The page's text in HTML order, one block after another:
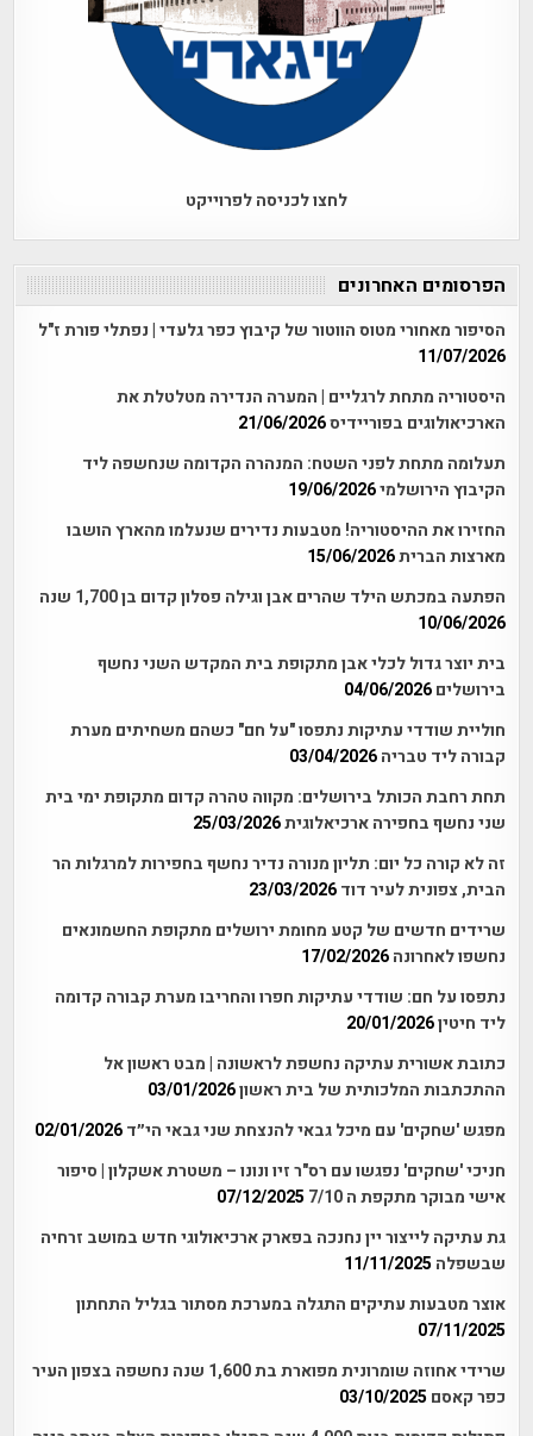
לחצו לכניסה לפרוייקט
הפרסומים האחרונים
הסיפור מאחורי מטוס הווטור של קיבוץ כפר גלעדי | נפתלי פורת ז"ל
11/07/2026
היסטוריה מתחת לרגליים | המערה הנדירה מטלטלת את
הארכיאולוגים בפוריידיס21/06/2026
תעלומה מתחת לפני השטח: המנהרה הקדומה שנחשפה ליד
הקיבוץ הירושלמי19/06/2026
החזירו את ההיסטוריה! מטבעות נדירים שנעלמו מהארץ הושבו
מארצות הברית15/06/2026
הפתעה במכתש הילד שהרים אבן וגילה פסלון קדום בן 1,700 שנה
10/06/2026
בית יוצר גדול לכלי אבן מתקופת בית המקדש השני נחשף
בירושלים 04/06/2026
חוליית שודדי עתיקות נתפסו "על חם" כשהם משחיתים מערת
קבורה ליד טבריה 03/04/2026
תחת רחבת הכותל בירושלים: מקווה טהרה קדום מתקופת ימי בית
שני נחשף בחפירה ארכיאלוגית25/03/2026
זה לא קורה כל יום: תליון מנורה נדיר נחשף בחפירות למרגלות הר
הבית, צפונית לעיר דוד 23/03/2026
שרידים חדשים של קטע מחומת ירושלים מתקופת החשמונאים
נחשפו לאחרונה 17/02/2026
נתפסו על חם: שודדי עתיקות חפרו והחריבו מערת קבורה קדומה
ליד חיטין20/01/2026
כתובת אשורית עתיקה נחשפת לראשונה | מבט ראשון אל
ההתכתבות המלכותית של בית ראשון03/01/2026
מפגש 'שחקים' עם מיכל גבאי להנצחת שני גבאי הי״ד 02/01/2026
חניכי 'שחקים' נפגשו עם רס"ר זיו ונונו – משטרת אשקלון | סיפור
אישי מבוקר מתקפת ה 7/10
07/12/2025
גת עתיקה לייצור יין נחנכה בפארק ארכיאולוגי חדש במושב זרחיה
שבשפלה 11/11/2025
אוצר מטבעות עתיקים התגלה במערכת מסתור בגליל התחתון
07/11/2025
שרידי אחוזה שומרונית מפוארת בת 1,600 שנה נחשפה בצפון העיר
כפר קאסם 03/10/2025